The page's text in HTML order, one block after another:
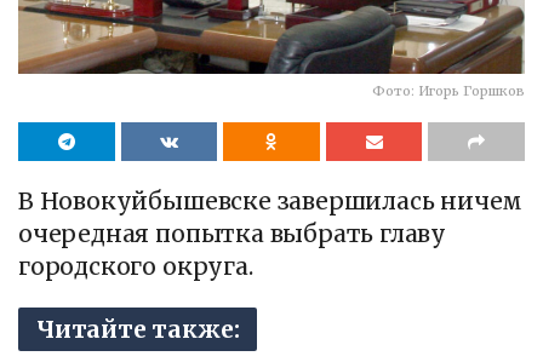
Фото: Игорь Горшков
В Новокуйбышевске завершилась ничем
очередная попытка выбрать главу
городского округа.
Читайте также: